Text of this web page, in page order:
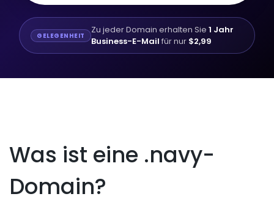
GELEGENHEIT Zu jeder Domain erhalten Sie 1 Jahr
Business-E-Mail für nur $2,99
Was ist eine .navy-
Domain?